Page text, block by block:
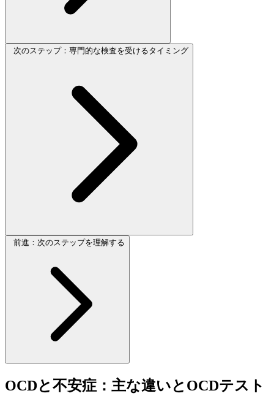
次のステップ：専門的な検査を受けるタイミング
前進：次のステップを理解する
OCDと不安症：主な違いとOCDテスト